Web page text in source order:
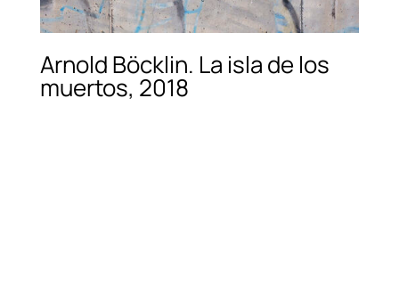
Arnold Böcklin. La isla de los
muertos, 2018